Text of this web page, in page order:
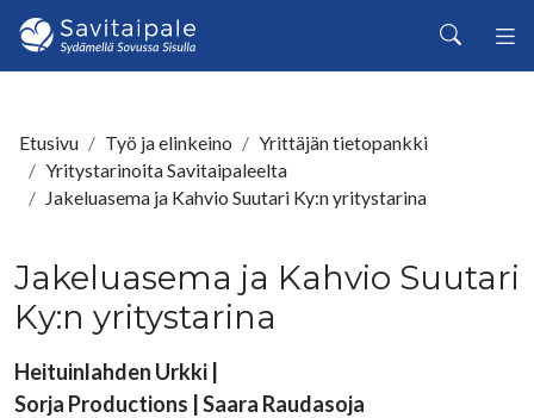
Siirry pääsisältöön
Haku
Etusivu Työ ja elinkeino
Yrittäjän tietopankki
Yritystarinoita Savitaipaleelta
Jakeluasema ja Kahvio Suutari Ky:n yritystarina
Jakeluasema ja Kahvio Suutari
Ky:n yritystarina
Heituinlahden Urkki |
Sorja Productions | Saara Raudasoja